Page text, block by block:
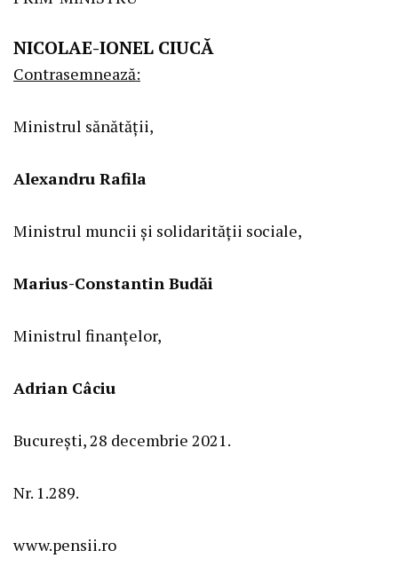
NICOLAE-IONEL CIUCĂ
Contrasemnează:
Ministrul sănătății,
Alexandru Rafila
Ministrul muncii și solidarității sociale,
Marius-Constantin Budăi
Ministrul finanțelor,
Adrian Câciu
București, 28 decembrie 2021.
Nr. 1.289.
www.pensii.ro